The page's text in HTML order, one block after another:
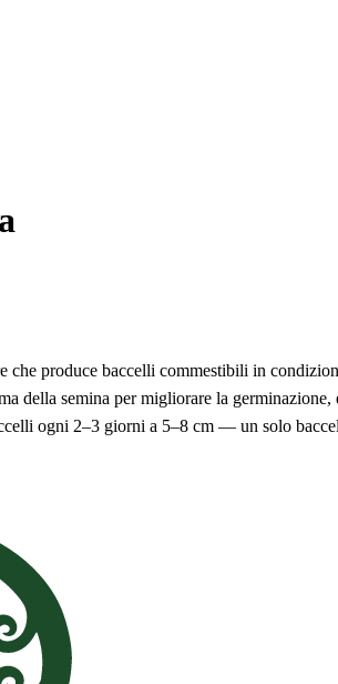
che produce baccelli commestibili in
della semina per migliorare la
ogni 2–3 giorni a 5–8 cm — un solo